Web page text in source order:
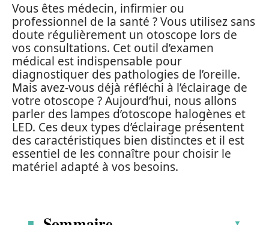
Vous êtes médecin, infirmier ou
professionnel de la santé ? Vous utilisez sans
doute régulièrement un otoscope lors de
vos consultations. Cet outil d’examen
médical est indispensable pour
diagnostiquer des pathologies de l’oreille.
Mais avez-vous déjà réfléchi à l’éclairage de
votre otoscope ? Aujourd’hui, nous allons
parler des lampes d’otoscope halogènes et
LED. Ces deux types d’éclairage présentent
des caractéristiques bien distinctes et il est
essentiel de les connaître pour choisir le
matériel adapté à vos besoins.